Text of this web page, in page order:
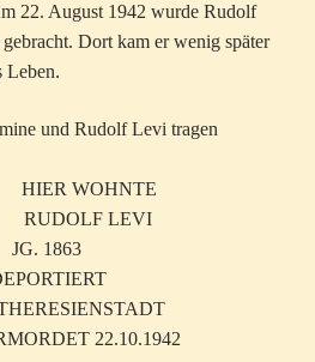
22. August 1942 wurde Rudolf
Dort kam er wenig später
Leben.
und Rudolf Levi tragen
WOHNTE
LEVI
1863
22.10.1942